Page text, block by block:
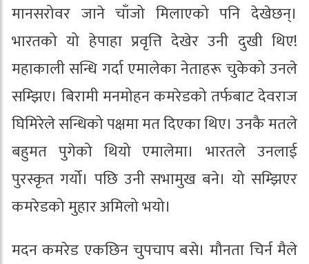
मानसरोवर जाने चाँजो मिलाएको पनि देखेछन्।
भारतको यो हेपाहा प्रवृत्ति देखेर उनी दुखी थिए!
महाकाली सन्धि गर्दा एमालेका नेताहरू चुकेको उनले
सम्झिए। बिरामी मनमोहन कमरेडको तर्फबाट देवराज
घिमिरेले सन्धिको पक्षमा मत दिएका थिए। उनकै मतले
बहुमत पुगेको थियो एमालेमा। भारतले उनलाई
पुरस्कृत गर्यो। पछि उनी सभामुख बने। यो सम्झिएर
कमरेडको मुहार अमिलो भयो।
मदन कमरेड एकछिन चुपचाप बसे। मौनता चिर्न मैले